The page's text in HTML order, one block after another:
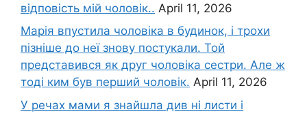
відповість мій чоловік.. April 11, 2026
Марія впустила чоловіка в будинок, і трохи
пізніше до неї знову постукали. Той
представився як друг чоловіка сестри. Але ж
тоді ким був перший чоловік. April 11, 2026
У речах мами я знайшла див ні листи і